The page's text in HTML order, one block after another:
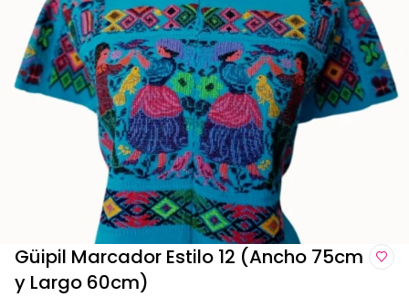
Güipil Marcador Estilo 12 (Ancho 75cm
y Largo 60cm)